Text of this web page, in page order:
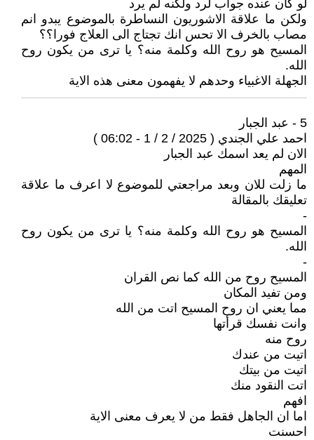
لو كان عنده جواب لرد ولكنه لم يرد
ولكن ما علاقة الاشوريون النساطرة بالموضوع يبدو انم
مصاب بالخرف الا تحس انك تجتاج الى العلاج فورا؟؟
المسيح هو روح الله وكلمة منه؟ يا ترى من يكون روح
الله.
الجهلة الاغبياء وحدهم لا يفهمون معنى هذه الاية
5 - عبد الجبار
احمد علي الجندي ( 2025 / 2 / 1 - 06:02 )
الان لم يعد اسمك عبد الجبار
المهم
ما زلت للان وبعد مراجعتي للموضوع لا اعرف ما علاقة
تعليقك بالمقالة
-
المسيح هو روح الله وكلمة منه؟ يا ترى من يكون روح
الله.
-
المسيح روح من الله كما نص القران
ومن تفيد المكان
مما يعني ان روح المسيح اتت من الله
وانت نفسك قرأتها
روح منه
اتيت من عندك
اتيت من بيتك
اتت النقود منك
افهم
اما ان الجاهل فقط من لا يعرف معنى الاية
احسنت